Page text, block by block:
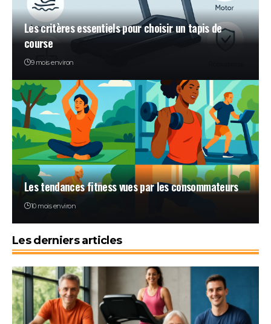
Les critères essentiels pour choisir un tapis de
course
9 mois environ
Les tendances fitness vues par les consommateurs
10 mois environ
Les derniers articles